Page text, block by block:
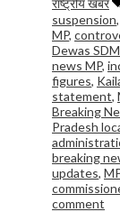
suspension,
MP,
Dewas
news MP,
figures,
statement,
Breaking
Pradesh
breaking
updates,
comment